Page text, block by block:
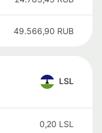
49.566,90 RUB
LSL
0,20 LSL